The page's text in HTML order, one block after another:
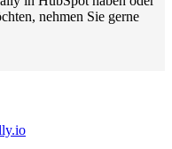
nehmen Sie gerne